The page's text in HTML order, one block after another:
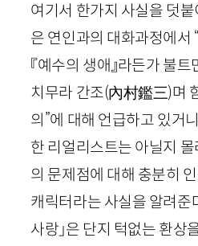
여기서 한가지 사실을 덧
은 연인과의 대화과정에서
『예수의 생애』라든가 불
치무라 간조(內村鑑三)며
의”에 대해 언급하고 있거
한 리얼리스트는 아닐지
의 문제점에 대해 충분히
캐릭터라는 사실을 알려준
사랑」은 단지 턱없는 환상